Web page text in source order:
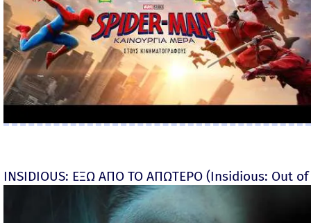
INSIDIOUS: ΕΞΩ ΑΠΟ ΤΟ ΑΠΩΤΕΡΟ (Insidious: Out